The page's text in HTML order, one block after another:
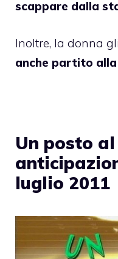
scappare dalla
Inoltre, la donna
anche partito
Un posto al
luglio 2011